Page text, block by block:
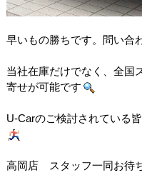
早いもの勝ちです。問い合
当社在庫だけでなく、全国
寄せが可能です
U-Carのご検討されている
高岡店 スタッフ一同お待